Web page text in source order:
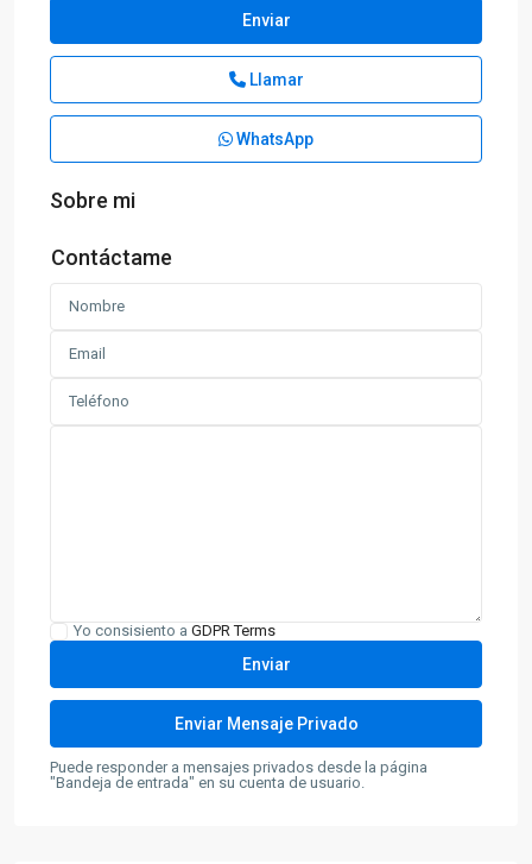
Enviar
Llamar
WhatsApp
Sobre mi
Contáctame
Yo consisiento a GDPR Terms
Puede responder a mensajes privados desde la página
"Bandeja de entrada" en su cuenta de usuario.